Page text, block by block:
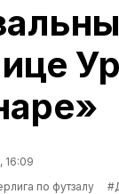
16:09
по футзалу